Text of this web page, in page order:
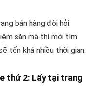
bán hàng đòi hỏi
săn mã thì mới tìm
tốn khá nhiều thời gian.
thứ 2: Lấy tại trang